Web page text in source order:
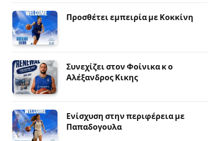
Προσθέτει εμπειρία με Κοκκίνη
Συνεχίζει στον Φοίνικα κ ο
Αλέξανδρος Κικης
Ενίσχυση στην περιφέρεια με
Παπαδογουλα